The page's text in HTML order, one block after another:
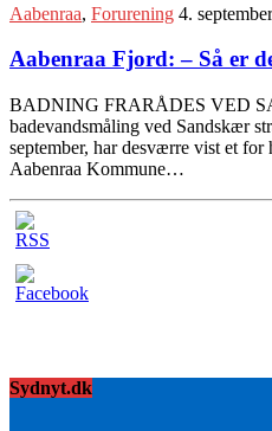
Aabenraa, Forurening 4.
Aabenraa Fjord: – Så er
BADNING FRARÅDES VED
badevandsmåling ved Sandskær
september, har desværre vist et
Aabenraa Kommune…
Sydnyt.dk